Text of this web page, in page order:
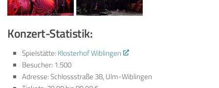
Konzert-Statistik:
Spielstätte: Klosterhof Wiblingen
Besucher: 1.500
Adresse: Schlossstraße 38, Ulm-Wiblingen